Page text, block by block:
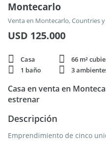
Montecarlo
Venta en Montecarlo, Countries
USD 125.000
Casa 66 m²
1 baño
3
Casa en venta en
estrenar
Descripción
Emprendimiento de cinco